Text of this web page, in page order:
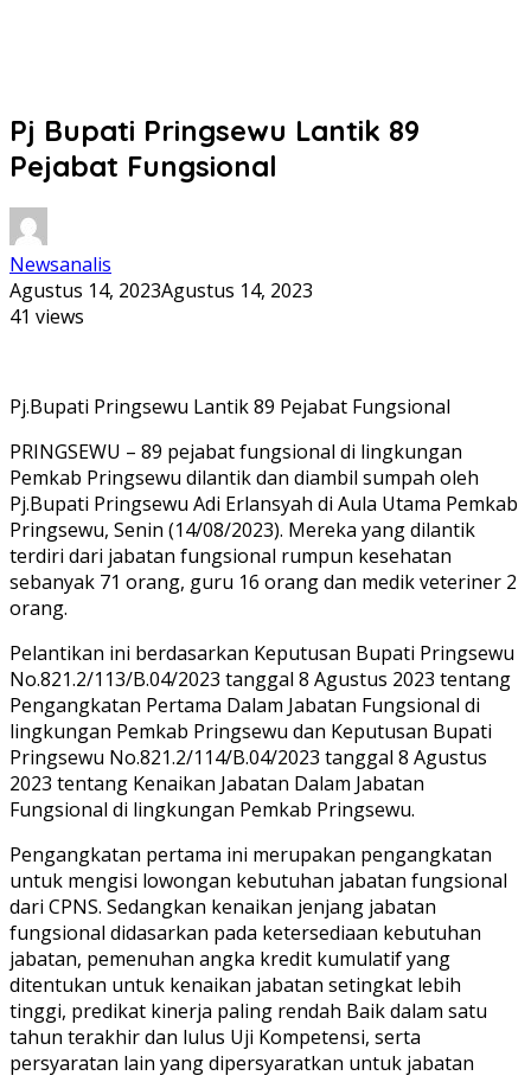
Pj Bupati Pringsewu Lantik 89
Pejabat Fungsional
Newsanalis
Agustus 14, 2023Agustus 14, 2023
41 views
Pj.Bupati Pringsewu Lantik 89 Pejabat Fungsional
PRINGSEWU – 89 pejabat fungsional di lingkungan
Pemkab Pringsewu dilantik dan diambil sumpah oleh
Pj.Bupati Pringsewu Adi Erlansyah di Aula Utama Pemkab
Pringsewu, Senin (14/08/2023). Mereka yang dilantik
terdiri dari jabatan fungsional rumpun kesehatan
sebanyak 71 orang, guru 16 orang dan medik veteriner 2
orang.
Pelantikan ini berdasarkan Keputusan Bupati Pringsewu
No.821.2/113/B.04/2023 tanggal 8 Agustus 2023 tentang
Pengangkatan Pertama Dalam Jabatan Fungsional di
lingkungan Pemkab Pringsewu dan Keputusan Bupati
Pringsewu No.821.2/114/B.04/2023 tanggal 8 Agustus
2023 tentang Kenaikan Jabatan Dalam Jabatan
Fungsional di lingkungan Pemkab Pringsewu.
Pengangkatan pertama ini merupakan pengangkatan
untuk mengisi lowongan kebutuhan jabatan fungsional
dari CPNS. Sedangkan kenaikan jenjang jabatan
fungsional didasarkan pada ketersediaan kebutuhan
jabatan, pemenuhan angka kredit kumulatif yang
ditentukan untuk kenaikan jabatan setingkat lebih
tinggi, predikat kinerja paling rendah Baik dalam satu
tahun terakhir dan lulus Uji Kompetensi, serta
persyaratan lain yang dipersyaratkan untuk jabatan